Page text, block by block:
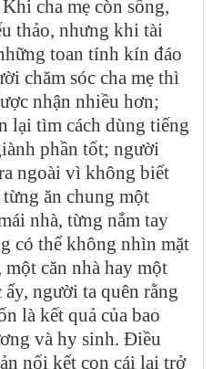
cha mẹ còn sống,
thảo, nhưng khi tài
toan tính kín đáo
chăm sóc cha mẹ thì
nhận nhiều hơn;
lại tìm cách dùng tiếng
phần tốt; người
ngoài vì không biết
ăn chung một
nhà, từng nắm tay
có thể không nhìn mặt
căn nhà hay một
người ta quên rằng
là kết quả của bao
và hy sinh. Điều
nối kết con cái lại trở